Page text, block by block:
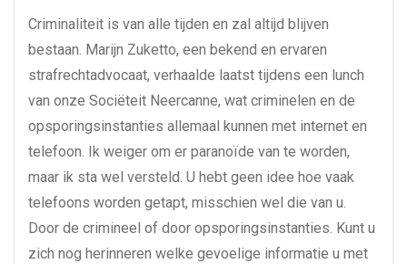
Criminaliteit is van alle tijden en zal altijd blijven
bestaan. Marijn Zuketto, een bekend en ervaren
strafrechtadvocaat, verhaalde laatst tijdens een lunch
van onze Sociëteit Neercanne, wat criminelen en de
opsporingsinstanties allemaal kunnen met internet en
telefoon. Ik weiger om er paranoïde van te worden,
maar ik sta wel versteld. U hebt geen idee hoe vaak
telefoons worden getapt, misschien wel die van u.
Door de crimineel of door opsporingsinstanties. Kunt u
zich nog herinneren welke gevoelige informatie u met